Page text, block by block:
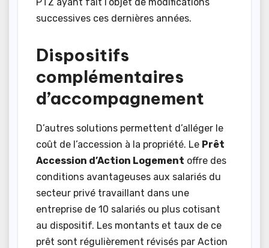
successives ces dernières années.
Dispositifs
complémentaires
d’accompagnement
D’autres solutions permettent d’alléger le
coût de l’accession à la propriété. Le Prêt
Accession d’Action Logement offre des
conditions avantageuses aux salariés du
secteur privé travaillant dans une
entreprise de 10 salariés ou plus cotisant
au dispositif. Les montants et taux de ce
prêt sont régulièrement révisés par Action